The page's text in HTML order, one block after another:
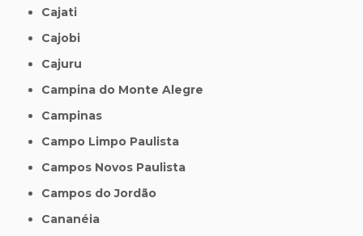
Cajati
Cajobi
Cajuru
Campina do Monte Alegre
Campinas
Campo Limpo Paulista
Campos Novos Paulista
Campos do Jordão
Cananéia